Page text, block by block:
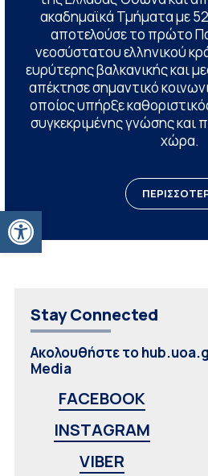
Ανοίξτε τη γραμμή εργαλείων
ακαδημαϊκά Τμήματα με
αποτελούσε το πρώτο
νεοσύστατου ελληνικού
ευρύτερης βαλκανικής και
απέκτησε σημαντικό
οποίος υπήρξε
συγκεκριμένης γνώσης και
χώρα.
Stay Connected
Ακολουθήστε το
Media
FACEBOOK
INSTAGRAM
VIBER